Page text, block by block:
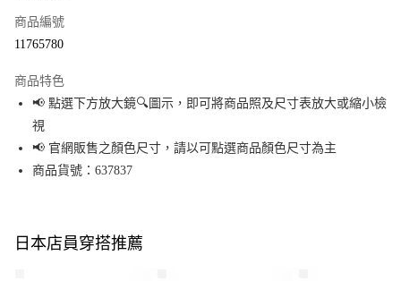
Apple Pay
街口支付
悠遊付
全盈+PAY
商品編號
11765780
商品特色
📢 點選下方放大鏡🔍圖示，即可將商品照及尺寸表放大或縮小檢
視
📢 官網販售之顏色尺寸，請以可點選商品顏色尺寸為主
商品貨號：637837
日本店員穿搭推薦